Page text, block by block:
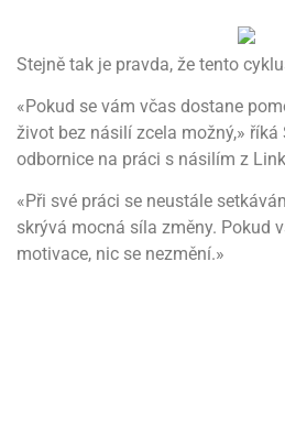
Stejně tak je pravda, že tento
«Pokud se vám včas dostane
život bez násilí zcela možný,» říká
odbornice na práci s násilím z
«Při své práci se neustále
skrývá mocná síla změny. Pokud
motivace, nic se nezmění.»